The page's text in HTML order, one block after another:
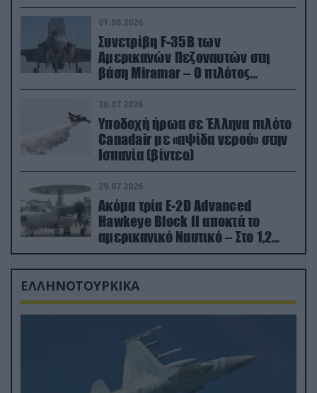
01.08.2026
Συνετρίβη F-35B των
Αμερικανών Πεζοναυτών στη
βάση Miramar – Ο πιλότος
εκτινάχθηκε εγκαίρως
30.07.2026
Υποδοχή ήρωα σε Έλληνα πιλότο
Canadair με «αψίδα νερού» στην
Ισπανία (βίντεο)
29.07.2026
Ακόμα τρία E-2D Advanced
Hawkeye Block II αποκτά το
αμερικανικό Ναυτικό – Στο 1,2
δισ.δολάρια το κόστος
ΕΛΛΗΝΟΤΟΥΡΚΙΚΑ